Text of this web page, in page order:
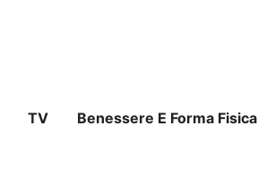
TV Benessere E Forma Fisica